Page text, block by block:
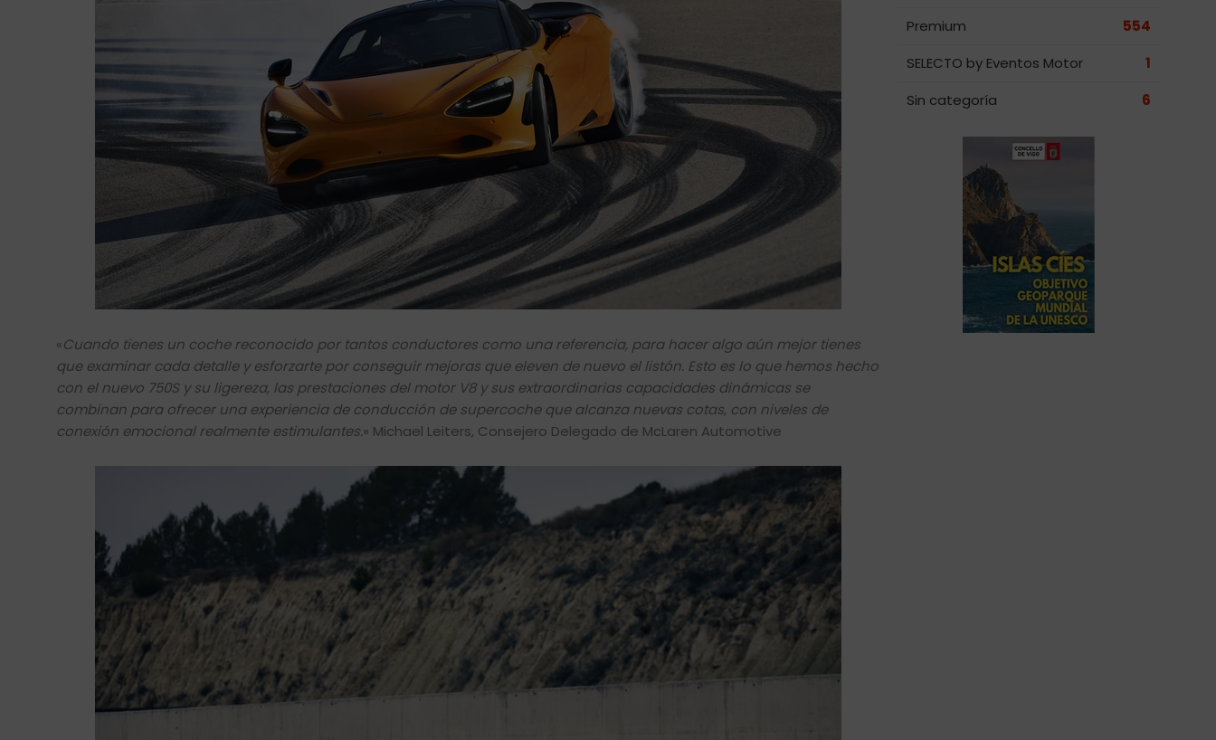
«Cuando tienes un coche reconocido por tantos conductores como una referencia, para hacer algo aún mejor tienes
que examinar cada detalle y esforzarte por conseguir mejoras que eleven de nuevo el listón. Esto es lo que hemos hecho
con el nuevo 750S y su ligereza, las prestaciones del motor V8 y sus extraordinarias capacidades dinámicas se
combinan para ofrecer una experiencia de conducción de supercoche que alcanza nuevas cotas, con niveles de
conexión emocional realmente estimulantes.» Michael Leiters, Consejero Delegado de McLaren Automotive
Premium
554
SELECTO by Eventos Motor
1
Sin categoría
6